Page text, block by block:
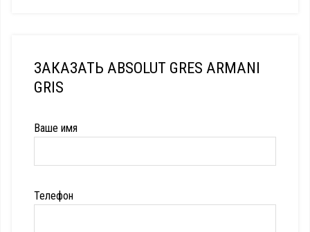
ЗАКАЗАТЬ ABSOLUT GRES ARMANI
GRIS
Ваше имя
Телефон